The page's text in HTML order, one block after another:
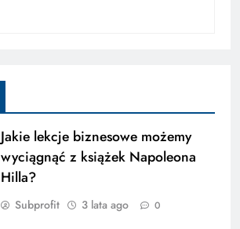
Jakie lekcje biznesowe możemy
wyciągnąć z książek Napoleona
Hilla?
Subprofit 3 lata ago 0